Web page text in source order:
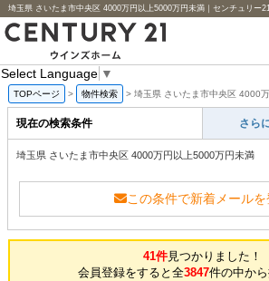
埼玉県 さいたま市中央区 4000万円以上5000万円未満｜センチュリー
Select Language ▼
TOPページ > 物件検索 > 埼玉県 さいたま市中央区 4000
現在の検索条件 さら
埼玉県 さいたま市中央区 4000万円以上5000万円未満
この条件で新着メールを
41件見つかりました！
会員登録をすると全3847件の中から